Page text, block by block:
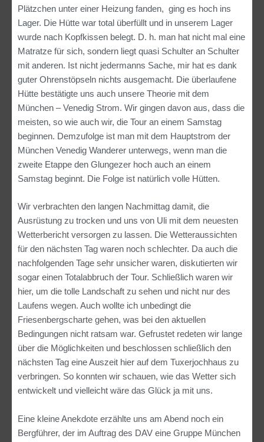
Plätzchen unter einer Heizung fanden, ging es hoch ins
Lager. Die Hütte war total überfüllt und in unserem Lager
wurde nach Kopfkissen belegt. D. h. man hat nicht mal eine
Matratze für sich, sondern liegt quasi Schulter an Schulter
mit anderen. Ist nicht jedermanns Sache, mir hat es dank
guter Ohrenstöpseln nichts ausgemacht. Die überlaufene
Hütte bestätigte uns auch unsere Theorie mit dem
München – Venedig Strom. Wir gingen davon aus, dass die
meisten, so wie auch wir, die Tour an einem Samstag
beginnen. Demzufolge ist man mit dem Hauptstrom der
München Venedig Wanderer unterwegs, wenn man die
zweite Etappe den Glungezer hoch auch an einem
Samstag beginnt. Die Folge ist natürlich volle Hütten.
Wir verbrachten den langen Nachmittag damit, die
Ausrüstung zu trocken und uns von Uli mit dem neuesten
Wetterbericht versorgen zu lassen. Die Wetteraussichten
für den nächsten Tag waren noch schlechter. Da auch die
nachfolgenden Tage sehr unsicher waren, diskutierten wir
sogar einen Totalabbruch der Tour. Schließlich waren wir
hier, um die tolle Landschaft zu sehen und nicht nur des
Laufens wegen. Auch wollte ich unbedingt die
Friesenbergscharte gehen, was bei den aktuellen
Bedingungen nicht ratsam war. Gefrustet redeten wir lange
über die Möglichkeiten und beschlossen schließlich den
nächsten Tag eine Auszeit hier auf dem Tuxerjochhaus zu
verbringen. So konnten wir schauen, wie das Wetter sich
entwickelt und vielleicht wäre das Glück ja mit uns.
Eine kleine Anekdote erzählte uns am Abend noch ein
Bergführer, der im Auftrag des DAV eine Gruppe München